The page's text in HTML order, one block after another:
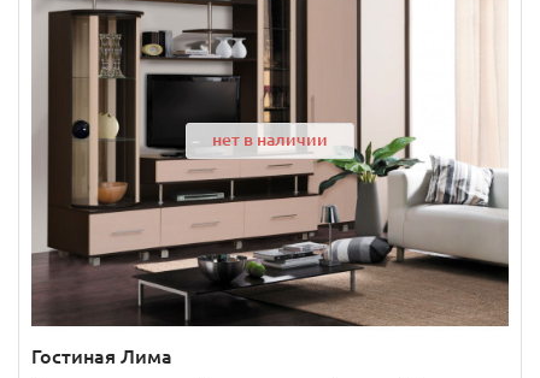
нет в наличии
Гостиная Лима